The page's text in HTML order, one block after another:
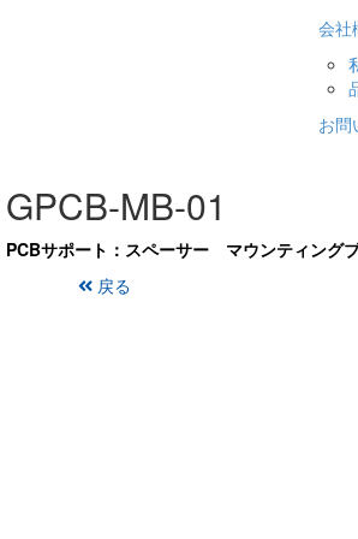
会社
お問
GPCB-MB-01
PCBサポート：スペーサー マウンティング
戻る